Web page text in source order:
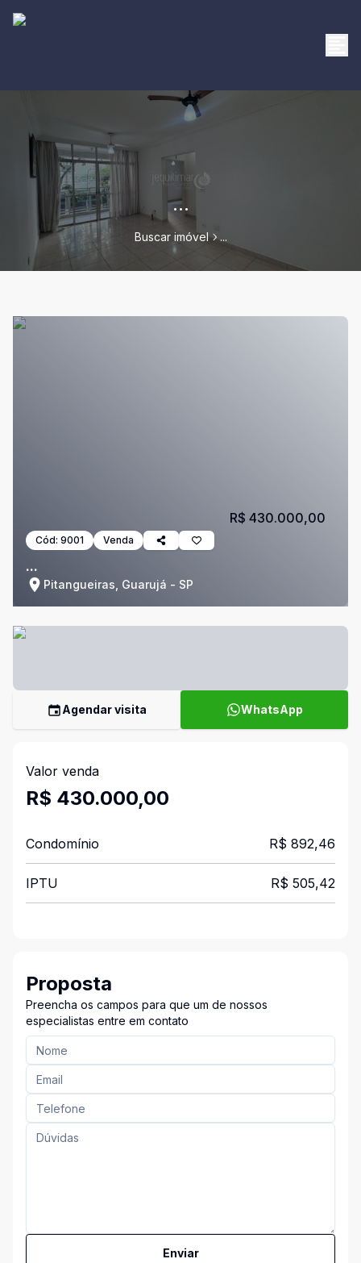
...
Buscar imóvel ...
Cód: 9001 Venda
...
Pitangueiras, Guarujá - SP
R$ 430.000,00
Agendar visita WhatsApp
Valor venda
R$ 430.000,00
Condomínio R$ 892,46
IPTU R$ 505,42
Proposta
Preencha os campos para que um de nossos
especialistas entre em contato
Enviar